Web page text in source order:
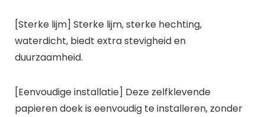
[Sterke lijm] Sterke lijm, sterke hechting,
waterdicht, biedt extra stevigheid en
duurzaamheid.
[Eenvoudige installatie] Deze zelfklevende
papieren doek is eenvoudig te installeren, zonder